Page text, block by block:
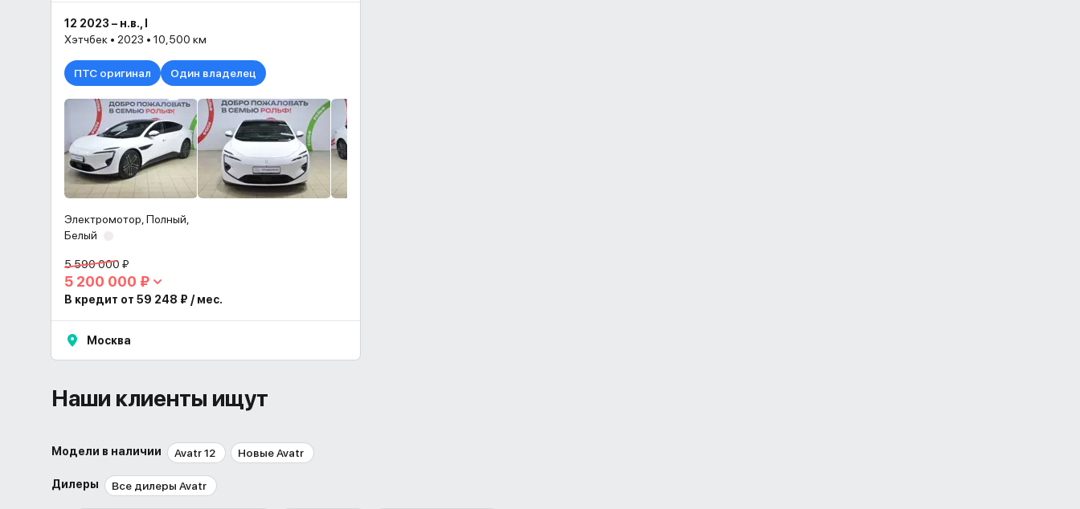
12 2023 – н.в., I
Хэтчбек • 2023 • 10,500 км
ПТС оригинал Один владелец
Электромотор, Полный,
Белый
5 590 000 ₽
5 200 000 ₽
В кредит от 59 248 ₽ / мес.
Москва
Наши клиенты ищут
Модели в наличии Avatr 12 Новые Avatr
Дилеры Все дилеры Avatr